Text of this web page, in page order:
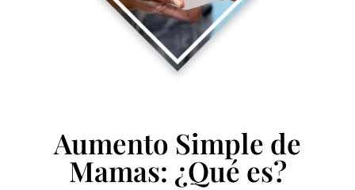
Aumento Simple de
Mamas: ¿Qué es?